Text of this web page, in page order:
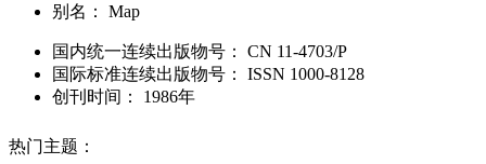
别名：
Map
国内统一连续出版物号： CN 11-4703/P
国际标准连续出版物号 ： ISSN 1000-8128
创刊时间：
1986年
热门主题：